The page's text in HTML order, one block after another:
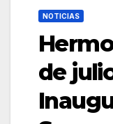
NOTICIAS
de